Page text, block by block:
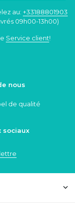
au: +33188801903
09h00-13h00)
Service client!
nous
de qualité
sociaux